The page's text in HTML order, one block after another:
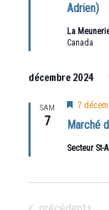
Adrien)
La
Canada
décembre 2024
SAM
7 Marché
Mis
avant
7
Secteur St-